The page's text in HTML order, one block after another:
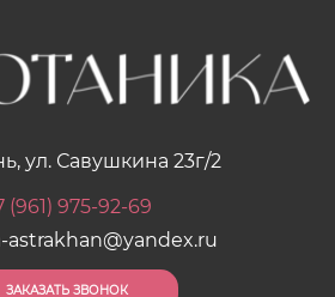
ул. Савушкина 23г/2
(961) 975-92-69
astrakhan@yandex.ru
ЗАКАЗАТЬ ЗВОНОК